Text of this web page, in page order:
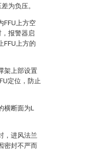
为负压。
FFU上方空
报警器启
FFU上方的
架上部设置
定位，防止
横断面为L
，进风法兰
密封不严而